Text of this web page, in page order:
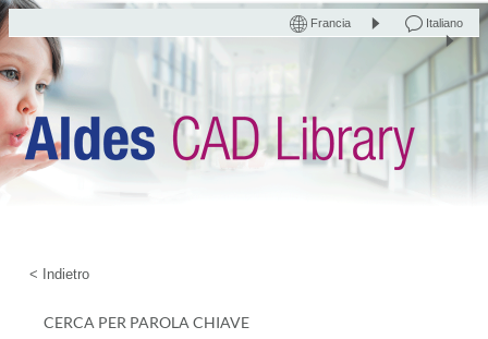
Francia Italiano
< Indietro
CERCA PER PAROLA CHIAVE